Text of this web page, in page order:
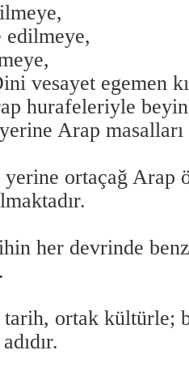
vesayet egemen
hurafeleriyle
Arap
ortaçağ Arap
her devrinde
ortak kültürle;